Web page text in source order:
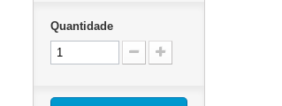
Quantidade